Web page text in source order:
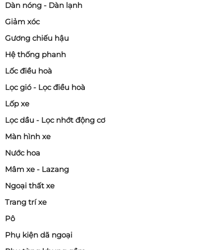
Dàn nóng - Dàn lạnh
Giảm xóc
Gương chiếu hậu
Hệ thống phanh
Lốc điều hoà
Lọc gió - Lọc điều hoà
Lốp xe
Lọc dầu - Lọc nhớt động cơ
Màn hình xe
Nước hoa
Mâm xe - Lazang
Ngoại thất xe
Trang trí xe
Pô
Phụ kiện dã ngoại